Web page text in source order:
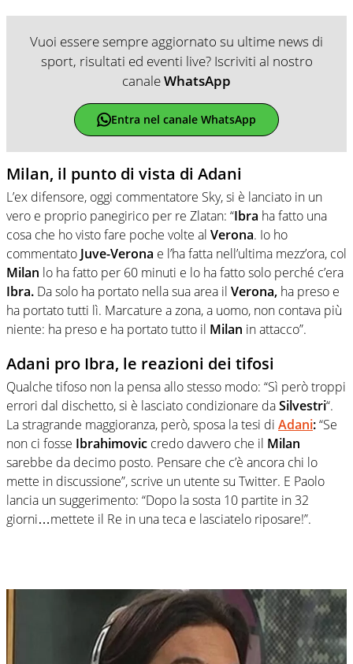
Vuoi essere sempre aggiornato su ultime news di
sport, risultati ed eventi live? Iscriviti al nostro
canaleWhatsApp
Entra nel canale WhatsApp
Milan, il punto di vista di Adani
L’ex difensore, oggi commentatore Sky, si è lanciato in un
vero e proprio panegirico per re Zlatan: “Ibra ha fatto una
cosa che ho visto fare poche volte al Verona. Io ho
commentato Juve-Verona e l’ha fatta nell’ultima mezz’ora, col
Milan lo ha fatto per 60 minuti e lo ha fatto solo perché c’era
Ibra. Da solo ha portato nella sua area il Verona, ha preso e
ha portato tutti lì. Marcature a zona, a uomo, non contava più
niente: ha preso e ha portato tutto il Milan in attacco”.
Adani pro Ibra, le reazioni dei tifosi
Qualche tifoso non la pensa allo stesso modo: “Sì però troppi
errori dal dischetto, si è lasciato condizionare daSilvestri“.
La stragrande maggioranza, però, sposa la tesi di Adani:“Se
non ci fosse Ibrahimovic credo davvero che il Milan
sarebbe da decimo posto. Pensare che c’è ancora chi lo
mette in discussione”, scrive un utente su Twitter. E Paolo
lancia un suggerimento: “Dopo la sosta 10 partite in 32
giorni…mettete il Re in una teca e lasciatelo riposare!”.